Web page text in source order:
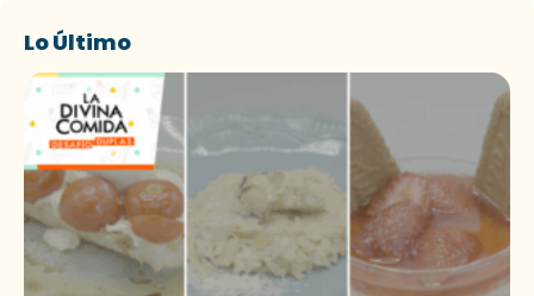
Lo Último